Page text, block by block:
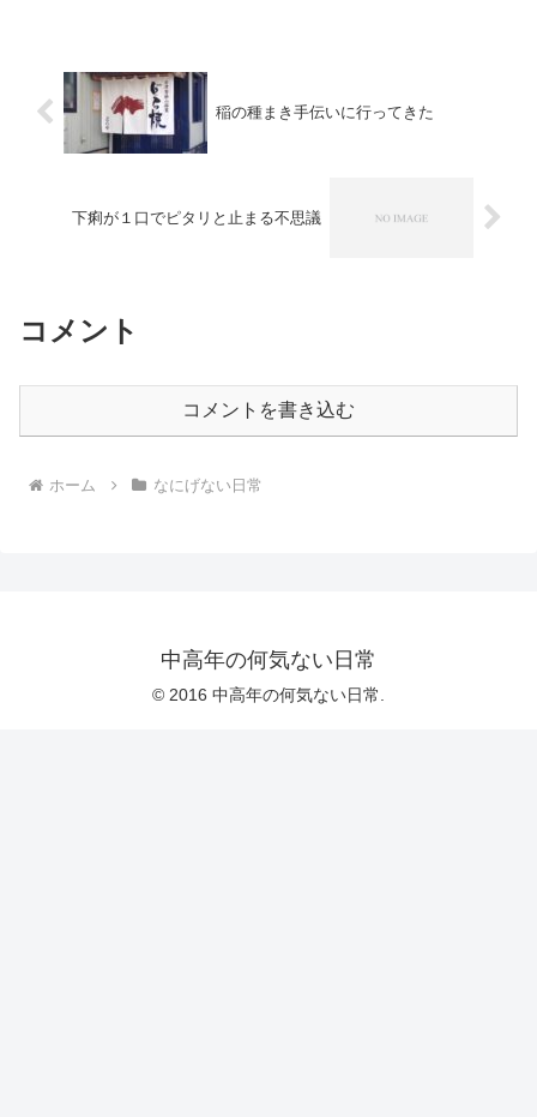
稲の種まき手伝いに行ってきた
下痢が１口でピタリと止まる不思議
コメント
コメントを書き込む
ホーム なにげない日常
中高年の何気ない日常
© 2016 中高年の何気ない日常.